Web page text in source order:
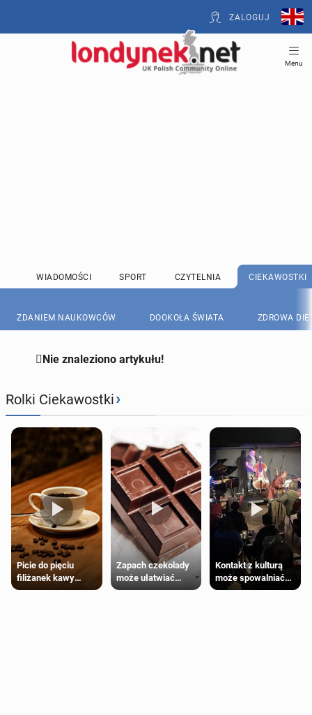
ZALOGUJ
Menu
WIADOMOŚCI SPORT CZYTELNIA CIEKAWOSTKI
ZDANIEM NAUKOWCÓW DOOKOŁA ŚWIATA ZDROWA
Nie znaleziono artykułu!
Rolki Ciekawostki›
Picie do pięciu
filiżanek kawy
dziennie jest
Zapach czekolady
może ułatwiać
trening siłowy
Kontakt z kulturą
może spowalniać
starzenie